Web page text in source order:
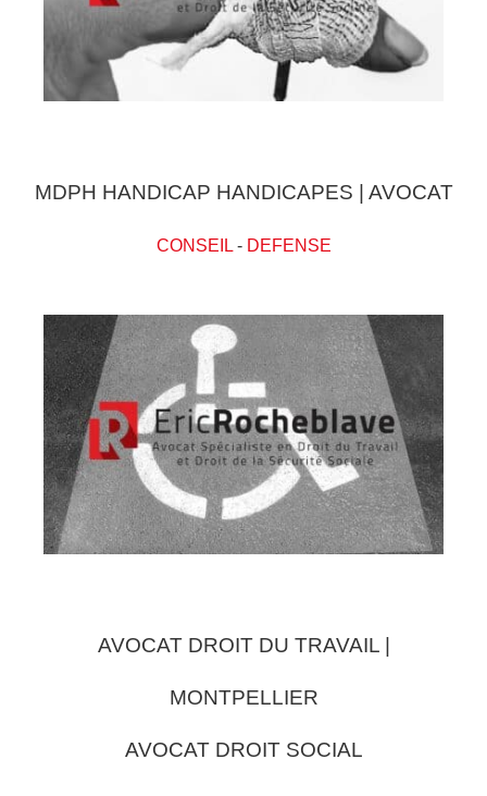
MDPH HANDICAP HANDICAPES | AVOCAT
CONSEIL- DEFENSE
AVOCAT DROIT DU TRAVAIL |
MONTPELLIER
AVOCAT DROIT SOCIAL